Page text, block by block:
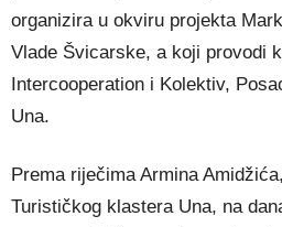
organizira u okviru projekta
Vlade Švicarske, a koji provodi
Intercooperation i Kolektiv,
Una.
Prema riječima Armina
Turističkog klastera Una, na